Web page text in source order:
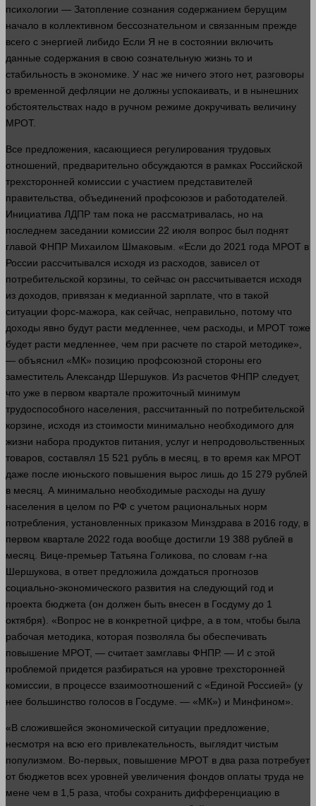
психологии — Затопление сознания содержанием берущим
начало в коллективном бессознательном и связанным прежде
всего с энергией либидо Если Я не в состоянии включить
данные содержания в свою сознательную жизнь то и
стабильность в экономике. У нас же ничего этого нет, разговоры
о временной дефляции не должны успокаивать, и в нынешних
обстоятельствах надо в ручном режиме докручивать величину
МРОТ.
Все предложения , касающиеся регулирования трудовых
отношений, предварительно обсуждаются в рамках Российской
трехсторонней комиссии с участием представителей
правительства, объединений профсоюзов и работодателей.
Инициатива ЛДПР там пока не рассматривалась, но на
последнем заседании комиссии 22 июля вопрос был поднят
главой ФНПР Михаилом Шмаковым. «Если до 2021 года МРОТ в
России рассчитывался исходя из расходов, зависел от
потребительской корзины, то сейчас он рассчитывается исходя
из доходов, привязан к медианной зарплате, что в такой
ситуации форс-мажора, как сейчас , неправильно, потому что
доходы явно будут расти медленнее, чем расходы, и МРОТ тоже
будет расти медленнее, чем при расчете по старой методике»,
— объяснил «МК» позицию профсоюзной стороны его
заместитель Александр Шершуков. Из расчетов ФНПР следует,
что уже в первом квартале прожиточный минимум
трудоспособного населения, рассчитанный по потребительской
корзине, исходя из стоимости минимально необходимого для
жизни набора продуктов питания, услуг и непродовольственных
товаров, составлял 15 521 рубль в месяц, в то время как МРОТ
даже после июньского повышения вырос лишь до 15 279 рублей
в месяц. А минимально необходимые расходы на душу
населения в целом по РФ с учетом рациональных норм
потребления, установленных приказом Минздрава в 2016 году, в
первом квартале 2022 года вообще достигли 19 388 рублей в
месяц. Вице-премьер Татьяна Голикова, по словам г-на
Шершукова, в ответ предложила дождаться прогнозов
социально-экономического развития на следующий год и
проекта бюджета (он должен быть внесен в Госдуму до 1
октября). «Вопрос не в конкретной цифре, а в том, чтобы была
рабочая методика , которая позволяла бы обеспечивать
повышение МРОТ, — считает замглавы ФНПР. — И с этой
проблемой придется разбираться на уровне трехсторонней
комиссии, в процессе взаимоотношений с «Единой Россией» (у
нее большинство голосов в Госдуме. — «МК») и Минфином».
«В сложившейся экономической ситуации предложение,
несмотря на всю его привлекательность, выглядит чистым
популизмом. Во-первых, повышение МРОТ в два раза потребует
от бюджетов всех уровней увеличения фондов оплаты труда не
мене чем в 1,5 раза, чтобы сохранить дифференциацию в